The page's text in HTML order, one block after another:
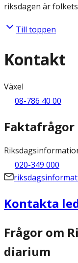
riksdagen är
Till toppen
Kontakt
Växel
08-786 40 00
Faktafrågor
020-349 000
Kontakta
Frågor om
diarium